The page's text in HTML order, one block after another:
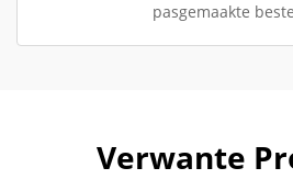
pasgemaakte
Verwante